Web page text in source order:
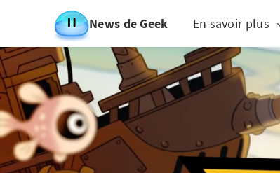
News de Geek En savoir plus